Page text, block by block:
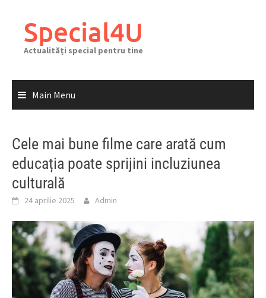
contentSpecial4U
Actualități special pentru tine
Main Menu
Cele mai bune filme care arată cum
educația poate sprijini incluziunea
culturală
24 aprilie 2025 Admin